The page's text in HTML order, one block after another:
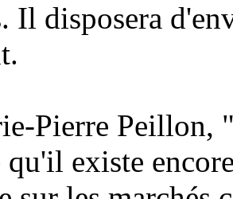
Il disposera
Pierre Peillon,
qu'il existe